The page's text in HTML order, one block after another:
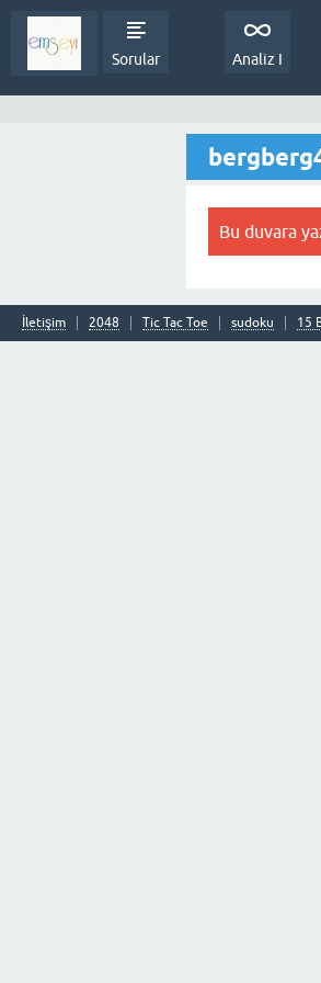
Sorular Analiz I
Bu duvara
İletişim 2048 Tic Tac Toe sudoku 15